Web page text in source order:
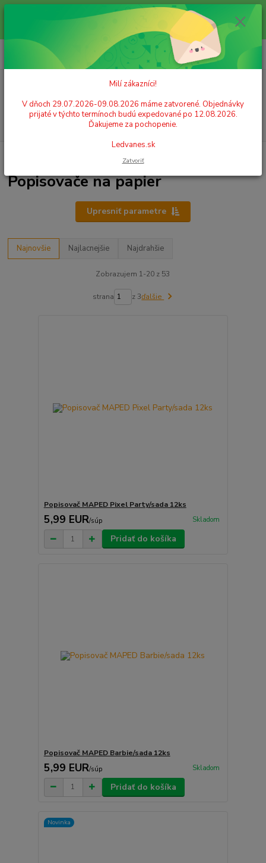
Milí zákazníci! V dňoch 29.07.2026-09.08.2026 máme zatvorené.
Objednávky prijaté v týchto termínoch budú expedované po 12.08.2026.
Ďakujeme za pochopenie. Ledvanes.sk
+421 908 755 958
Po. - Pia. od 9:00 hod. - 16:00 hod.
za0,00 EUR
Popisovače na papier
Upresniť parametre
Najnovšie Najlacnejšie Najdrahšie
Zobrazujem 1-20 z 53
strana z 3ďalšie
Popisovač MAPED Pixel Party/sada 12ks
5,99 EUR/súp Skladom
Pridať do košíka
Popisovač MAPED Barbie/sada 12ks
5,99 EUR/súp Skladom
Pridať do košíka
Novinka
Milí zákazníci!
V dňoch 29.07.2026-09.08.2026 máme zatvorené. Objednávky
prijaté v týchto termínoch budú expedované po 12.08.2026.
Ďakujeme za pochopenie.
Ledvanes.sk
Zatvoriť